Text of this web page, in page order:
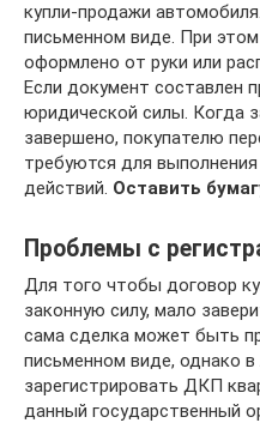
купли-продажи
письменном виде. При
оформлено от руки или
Если документ составлен
юридической силы. Когда
завершено, покупателю
требуются для
действий. Оставить
Проблемы с
Для того чтобы договор
законную силу, мало
сама сделка может быть
письменном виде, однако
зарегистрировать ДКП
данный государственный